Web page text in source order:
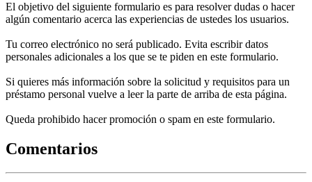
El objetivo del siguiente formulario es para resolver dudas o hacer
algún comentario acerca las experiencias de ustedes los usuarios.
Tu correo electrónico no será publicado. Evita escribir datos
personales adicionales a los que se te piden en este formulario.
Si quieres más información sobre la solicitud y requisitos para un
préstamo personal vuelve a leer la parte de arriba de esta página.
Queda prohibido hacer promoción o spam en este formulario.
Comentarios